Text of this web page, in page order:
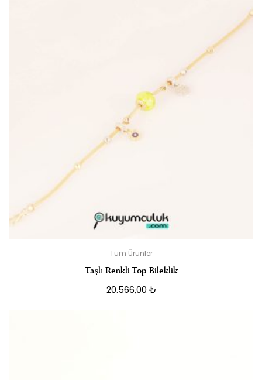
Tüm Ürünler
Taşlı Renkli Top Bileklik
20.566,00 ₺